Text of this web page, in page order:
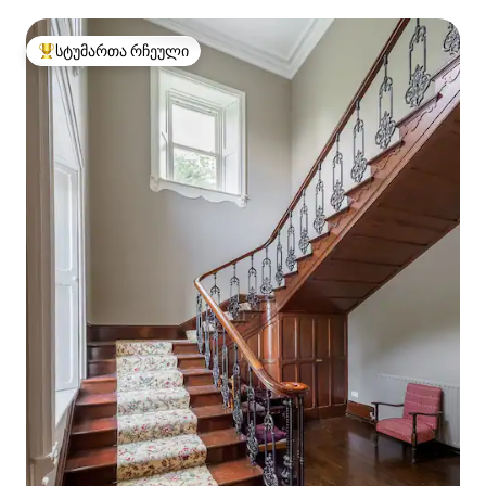
სტუმართა რჩეული მოწინავე ვარიანტი
სტუმართა რჩეული